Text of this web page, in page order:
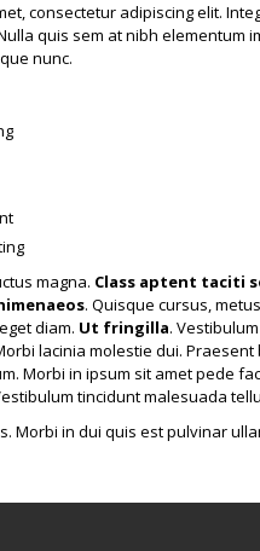
consectetur adipiscing elit.
quis sem at nibh elementum
nunc.
magna. Class aptent taciti
. Quisque cursus,
diam. Ut fringilla.
lacinia molestie dui.
Morbi in ipsum sit amet pede
tincidunt malesuada
Morbi in dui quis est pulvinar